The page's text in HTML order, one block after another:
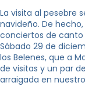
La visita al pesebre
navideño. De
conciertos de canto
Sábado 29 de
los Belenes, que a
de visitas y un par
arraigada en